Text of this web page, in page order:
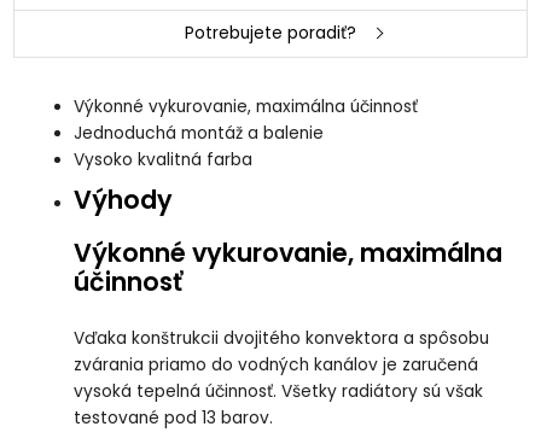
Potrebujete poradiť?
Výkonné vykurovanie, maximálna účinnosť
Jednoduchá montáž a balenie
Vysoko kvalitná farba
Výhody
Výkonné vykurovanie, maximálna
účinnosť
Vďaka konštrukcii dvojitého konvektora a spôsobu
zvárania priamo do vodných kanálov je zaručená
vysoká tepelná účinnosť. Všetky radiátory sú však
testované pod 13 barov.